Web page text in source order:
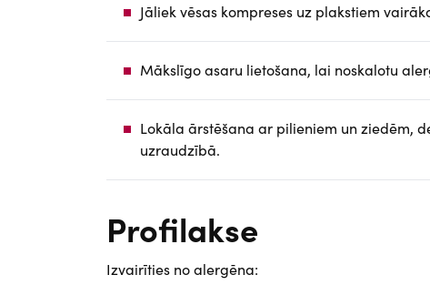
Jāliek vēsas kompreses uz plakstiem
Mākslīgo asaru lietošana, lai noskalotu
Lokāla ārstēšana ar pilieniem un ziedēm,
uzraudzībā.
Profilakse
Izvairīties no alergēna: